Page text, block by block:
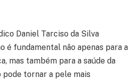
Daniel Tarciso da Silva
é fundamental não apenas para a
mas também para a saúde da
pode tornar a pele mais